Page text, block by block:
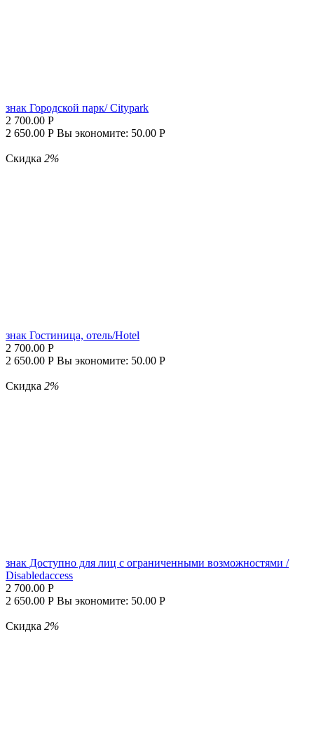
знак Городской парк/ Citypark
2 700.00 Р
2 650.00 Р Вы экономите: 50.00 Р
Скидка 2%
знак Гостиница, отель/Hotel
2 700.00 Р
2 650.00 Р Вы экономите: 50.00 Р
Скидка 2%
знак Доступно для лиц с ограни­ченными воз­можностями /
Disabledaccess
2 700.00 Р
2 650.00 Р Вы экономите: 50.00 Р
Скидка 2%